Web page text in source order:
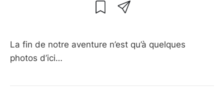
La fin de notre aventure n’est qu’à quelques
photos d’ici…